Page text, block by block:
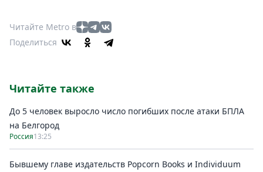
Читайте Metro в
Поделиться
Читайте также
До 5 человек выросло число погибших после атаки БПЛА
на Белгород
Россия13:25
Бывшему главе издательств Popcorn Books и Individuum